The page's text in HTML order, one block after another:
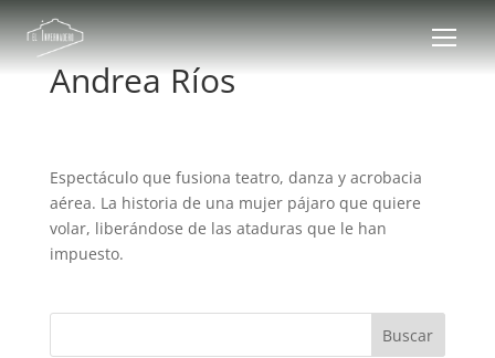
Andrea Ríos
Espectáculo que fusiona teatro, danza y acrobacia
aérea. La historia de una mujer pájaro que quiere
volar, liberándose de las ataduras que le han
impuesto.